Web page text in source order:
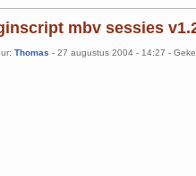
mbv sessies
Thomas - 27 augustus 2004 - 14:27 -